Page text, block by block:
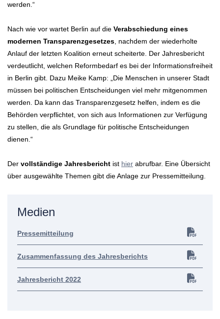
werden.“
Nach wie vor wartet Berlin auf die Verabschiedung eines
modernen Transparenzgesetzes , nachdem der wiederholte
Anlauf der letzten Koalition erneut scheiterte. Der Jahresbericht
verdeutlicht, welchen Reformbedarf es bei der Informationsfreiheit
in Berlin gibt. Dazu Meike Kamp: „Die Menschen in unserer Stadt
müssen bei politischen Entscheidungen viel mehr mitgenommen
werden. Da kann das Transparenzgesetz helfen, indem es die
Behörden verpflichtet, von sich aus Informationen zur Verfügung
zu stellen, die als Grundlage für politische Entscheidungen
dienen.“
Der vollständige Jahresbericht ist hier abrufbar. Eine Übersicht
über ausgewählte Themen gibt die Anlage zur Pressemitteilung.
Medien
Pressemitteilung
Zusammenfassung des Jahresberichts
Jahresbericht 2022